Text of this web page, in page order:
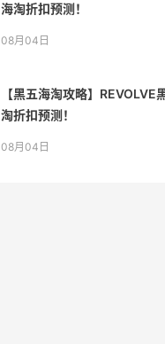
海淘折扣预测！
08月04日
【黑五海淘攻略】
淘折扣预测！
08月04日